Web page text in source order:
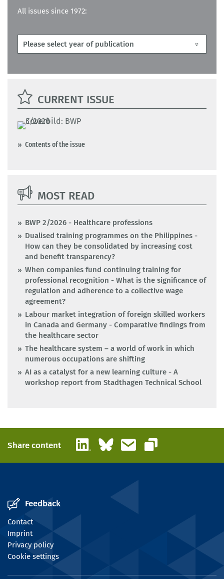
All issues since 1972:
CURRENT ISSUE
Contents of the issue
MOST READ
BWP 2/2026 - Healthcare professions
Dualised training programmes on the Philippines -
How can they be consolidated by increasing cost
and benefit transparency?
When companies fund continuing training for
professional recognition - What is the significance of
regulation and adherence to a collective wage
agreement?
Labour market integration of foreign skilled workers
in Canada and Germany - Comparative findings from
the healthcare sector
The healthcare system – a world of work in which
numerous occupations are shifting
AI as a catalyst for a new learning culture - A
workshop report from Stadthagen Technical School
Share content LinkedInBlueskyEmail
Copy link
Feedback
Contact
Imprint
Privacy policy
Cookie settings